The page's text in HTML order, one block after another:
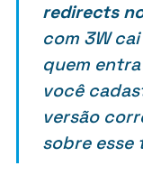
redirects
com 3W
quem entra
você
versão
sobre